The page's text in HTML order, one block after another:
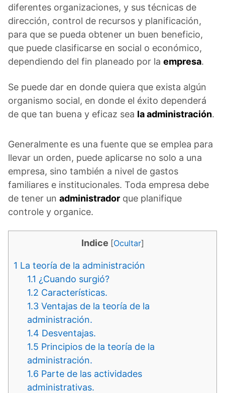
diferentes organizaciones, y sus técnicas de
dirección, control de recursos y planificación,
para que se pueda obtener un buen beneficio,
que puede clasificarse en social o económico,
dependiendo del fin planeado por la empresa.
Se puede dar en donde quiera que exista algún
organismo social, en donde el éxito dependerá
de que tan buena y eficaz sea la administración.
Generalmente es una fuente que se emplea para
llevar un orden, puede aplicarse no solo a una
empresa, sino también a nivel de gastos
familiares e institucionales. Toda empresa debe
de tener un administrador que planifique
controle y organice.
Indice [Ocultar]
1 La teoría de la administración
1.1 ¿Cuando surgió?
1.2 Características.
1.3 Ventajas de la teoría de la
administración.
1.4 Desventajas.
1.5 Principios de la teoría de la
administración.
1.6 Parte de las actividades
administrativas.